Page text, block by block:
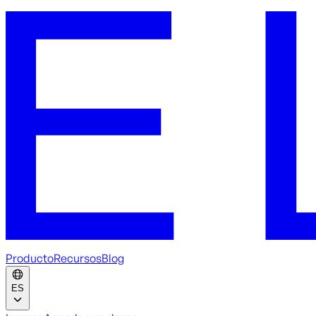
ProductoRecursosBlog
ES